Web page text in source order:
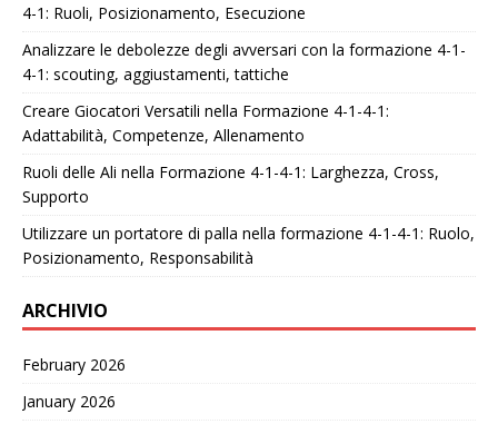
4-1: Ruoli, Posizionamento, Esecuzione
Analizzare le debolezze degli avversari con la formazione 4-1-
4-1: scouting, aggiustamenti, tattiche
Creare Giocatori Versatili nella Formazione 4-1-4-1:
Adattabilità, Competenze, Allenamento
Ruoli delle Ali nella Formazione 4-1-4-1: Larghezza, Cross,
Supporto
Utilizzare un portatore di palla nella formazione 4-1-4-1: Ruolo,
Posizionamento, Responsabilità
ARCHIVIO
February 2026
January 2026